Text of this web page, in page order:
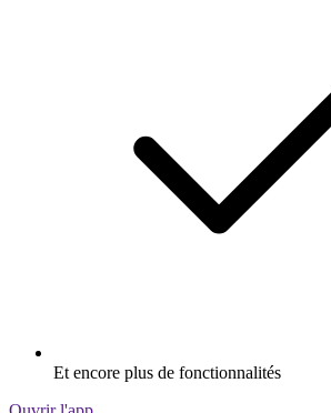
Et encore plus de fonctionnalités